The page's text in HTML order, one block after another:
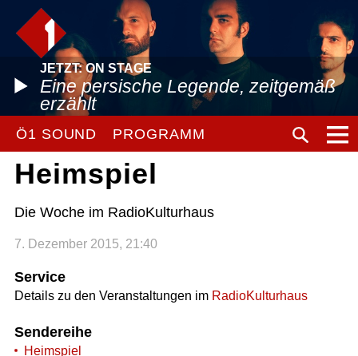
JETZT: ON STAGE
Eine persische Legende, zeitgemäß
erzählt
Ö1 SOUND PROGRAMM
Heimspiel
Die Woche im RadioKulturhaus
7. Dezember 2015, 21:40
Service
Details zu den Veranstaltungen im RadioKulturhaus
Sendereihe
Heimspiel